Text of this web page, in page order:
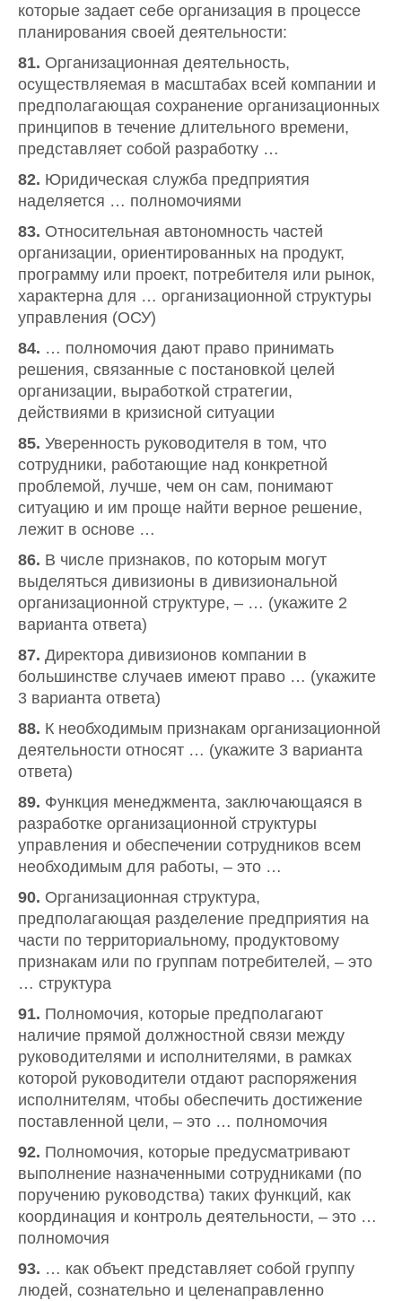
которые задает себе организация в процессе
планирования своей деятельности:
81. Организационная деятельность,
осуществляемая в масштабах всей компании и
предполагающая сохранение организационных
принципов в течение длительного времени,
представляет собой разработку …
82. Юридическая служба предприятия
наделяется … полномочиями
83. Относительная автономность частей
организации, ориентированных на продукт,
программу или проект, потребителя или рынок,
характерна для … организационной структуры
управления (ОСУ)
84. … полномочия дают право принимать
решения, связанные с постановкой целей
организации, выработкой стратегии,
действиями в кризисной ситуации
85. Уверенность руководителя в том, что
сотрудники, работающие над конкретной
проблемой, лучше, чем он сам, понимают
ситуацию и им проще найти верное решение,
лежит в основе …
86. В числе признаков, по которым могут
выделяться дивизионы в дивизиональной
организационной структуре, – … (укажите 2
варианта ответа)
87. Директора дивизионов компании в
большинстве случаев имеют право … (укажите
3 варианта ответа)
88. К необходимым признакам организационной
деятельности относят … (укажите 3 варианта
ответа)
89. Функция менеджмента, заключающаяся в
разработке организационной структуры
управления и обеспечении сотрудников всем
необходимым для работы, – это …
90. Организационная структура,
предполагающая разделение предприятия на
части по территориальному, продуктовому
признакам или по группам потребителей, – это
… структура
91. Полномочия, которые предполагают
наличие прямой должностной связи между
руководителями и исполнителями, в рамках
которой руководители отдают распоряжения
исполнителям, чтобы обеспечить достижение
поставленной цели, – это … полномочия
92. Полномочия, которые предусматривают
выполнение назначенными сотрудниками (по
поручению руководства) таких функций, как
координация и контроль деятельности, – это …
полномочия
93. … как объект представляет собой группу
людей, сознательно и целенаправленно